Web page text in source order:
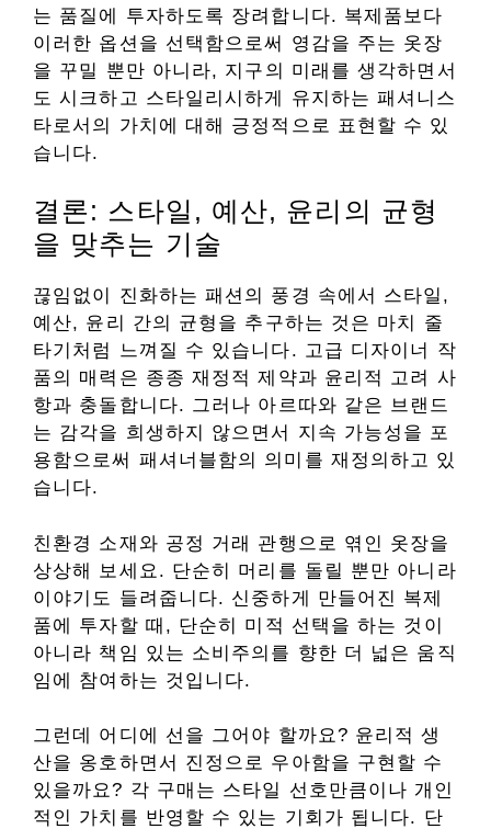
는 품질에 투자하도록 장려합니다. 복제품보다
이러한 옵션을 선택함으로써 영감을 주는 옷장
을 꾸밀 뿐만 아니라, 지구의 미래를 생각하면서
도 시크하고 스타일리시하게 유지하는 패셔니스
타로서의 가치에 대해 긍정적으로 표현할 수 있
습니다.
결론: 스타일, 예산, 윤리의 균형
을 맞추는 기술
끊임없이 진화하는 패션의 풍경 속에서 스타일,
예산, 윤리 간의 균형을 추구하는 것은 마치 줄
타기처럼 느껴질 수 있습니다. 고급 디자이너 작
품의 매력은 종종 재정적 제약과 윤리적 고려 사
항과 충돌합니다. 그러나 아르따와 같은 브랜드
는 감각을 희생하지 않으면서 지속 가능성을 포
용함으로써 패셔너블함의 의미를 재정의하고 있
습니다.
친환경 소재와 공정 거래 관행으로 엮인 옷장을
상상해 보세요. 단순히 머리를 돌릴 뿐만 아니라
이야기도 들려줍니다. 신중하게 만들어진 복제
품에 투자할 때, 단순히 미적 선택을 하는 것이
아니라 책임 있는 소비주의를 향한 더 넓은 움직
임에 참여하는 것입니다.
그런데 어디에 선을 그어야 할까요? 윤리적 생
산을 옹호하면서 진정으로 우아함을 구현할 수
있을까요? 각 구매는 스타일 선호만큼이나 개인
적인 가치를 반영할 수 있는 기회가 됩니다. 단